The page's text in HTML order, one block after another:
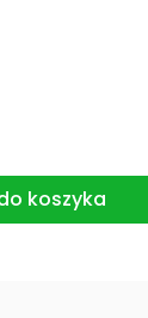
koszyka